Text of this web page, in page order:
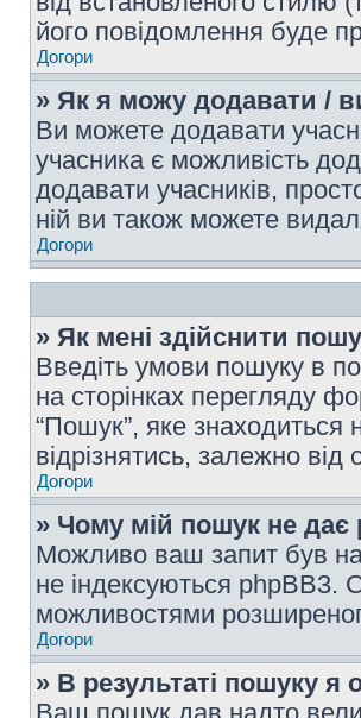
його повідомлення буде
Догори
» Як я можу додавати /
Ви можете додавати
учасника є можливість
додавати учасників,
ній ви також можете
Догори
» Як мені здійснити
Введіть умови пошуку в
на сторінках перегляду
“Пошук”, яке знаходиться
відрізнятись, залежно
Догори
» Чому мій пошук не дає
Можливо ваш запит був
не індексуються phpBB3.
можливостями
Догори
» В результаті пошуку